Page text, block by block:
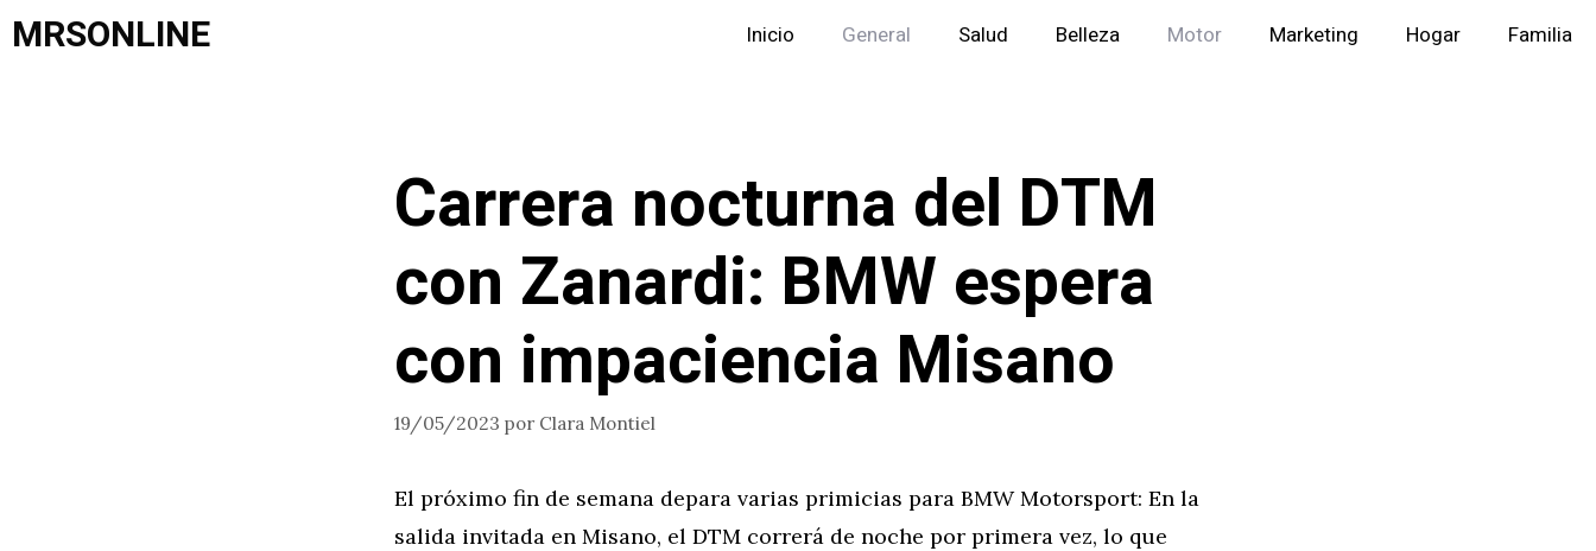
Saltar
alMRSONLINE Inicio General Salud Belleza Motor Marketing Hogar Familia
Carrera nocturna del DTM
con Zanardi: BMW espera
con impaciencia Misano
19/05/2023 por Clara Montiel
El próximo fin de semana depara varias primicias para BMW Motorsport: En la
salida invitada en Misano, el DTM correrá de noche por primera vez, lo que